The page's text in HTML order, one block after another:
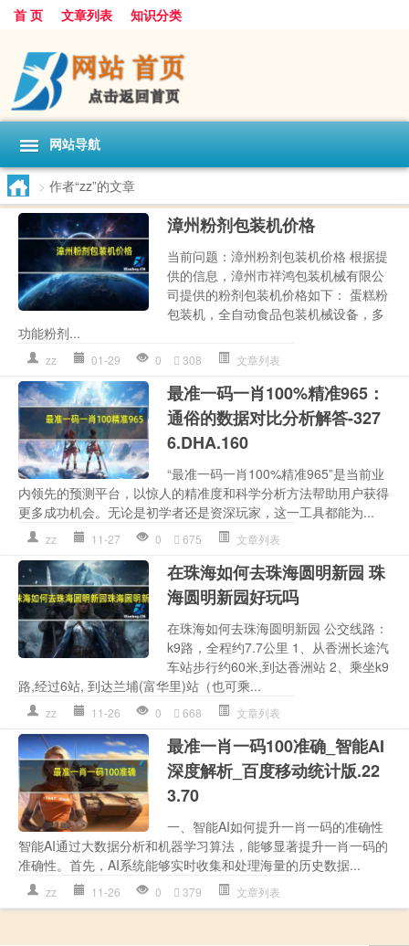
首 页 文章列表 知识分类
网站导航
> 作者“zz”的文章
漳州粉剂包装机价格
当前问题：漳州粉剂包装机价格 根据提
供的信息，漳州市祥鸿包装机械有限公
司提供的粉剂包装机价格如下： 蛋糕粉
包装机，全自动食品包装机械设备，多
功能粉剂...
zz 01-29 0 308 文章列表
最准一码一肖100%精准965：
通俗的数据对比分析解答-327
6.DHA.160
“最准一码一肖100%精准965”是当前业
内领先的预测平台，以惊人的精准度和科学分析方法帮助用户获得
更多成功机会。无论是初学者还是资深玩家，这一工具都能为...
zz 11-27 0 675 文章列表
在珠海如何去珠海圆明新园 珠
海圆明新园好玩吗
在珠海如何去珠海圆明新园 公交线路：
k9路，全程约7.7公里 1、从香洲长途汽
车站步行约60米,到达香洲站 2、乘坐k9
路,经过6站, 到达兰埔(富华里)站（也可乘...
zz 11-26 0 668 文章列表
最准一肖一码100准确_智能AI
深度解析_百度移动统计版.22
3.70
一、智能AI如何提升一肖一码的准确性
智能AI通过大数据分析和机器学习算法，能够显著提升一肖一码的
准确性。首先，AI系统能够实时收集和处理海量的历史数据...
zz 11-26 0 379 文章列表